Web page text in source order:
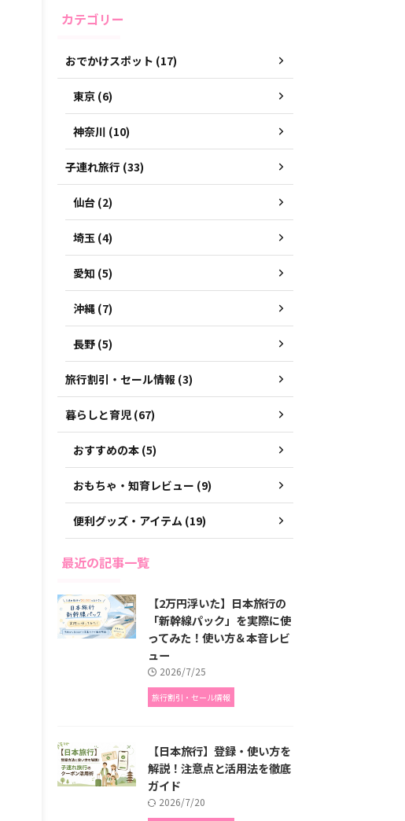
カテゴリー
おでかけスポット (17)
東京 (6)
神奈川 (10)
子連れ旅行 (33)
仙台 (2)
埼玉 (4)
愛知 (5)
沖縄 (7)
長野 (5)
旅行割引・セール情報 (3)
暮らしと育児 (67)
おすすめの本 (5)
おもちゃ・知育レビュー (9)
便利グッズ・アイテム (19)
最近の記事一覧
【2万円浮いた】日本旅行の
「新幹線パック」を実際に使
ってみた！使い方＆本音レビ
ュー
2026/7/25
旅行割引・セール情報
【日本旅行】登録・使い方を
解説！注意点と活用法を徹底
ガイド
2026/7/20